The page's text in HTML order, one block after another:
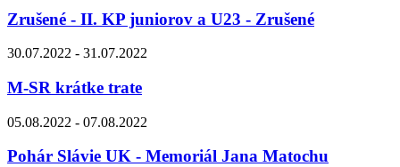
Zrušené - II. KP juniorov a U23 - Zrušené
30.07.2022 - 31.07.2022
M-SR krátke trate
05.08.2022 - 07.08.2022
Pohár Slávie UK - Memoriál Jana Matochu